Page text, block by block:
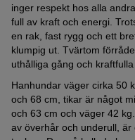
inger respekt hos alla
full av kraft och energi.
en rak, fast rygg och ett
klumpig ut. Tvärtom
uthålliga gång och
Hanhundar väger cirka 50
och 68 cm, tikar är något
och 63 cm och väger 42
av överhår och underull,